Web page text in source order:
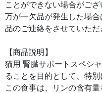
ことができない場合がござ
万が一欠品が発生した場
品のご連絡をさせていただ
【商品説明】
猫用 腎臓サポートスペシ
ることを目的として、特
この食事は、リンの含有